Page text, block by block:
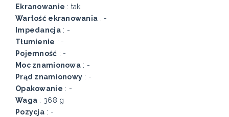
Ekranowanie : tak
Wartość ekranowania : -
Impedancja: -
Tłumienie : -
Pojemność : -
Moc znamionowa: -
Prąd znamionowy : -
Opakowanie : -
Waga : 368 g
Pozycja: -